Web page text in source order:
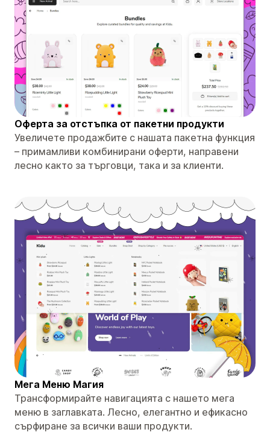
Оферта за отстъпка от пакетни продукти
Увеличете продажбите с нашата пакетна функция
– примамливи комбинирани оферти, направени
лесно както за търговци, така и за клиенти.
Мега Меню Магия
Трансформирайте навигацията с нашето мега
меню в заглавката. Лесно, елегантно и ефикасно
сърфиране за всички ваши продукти.